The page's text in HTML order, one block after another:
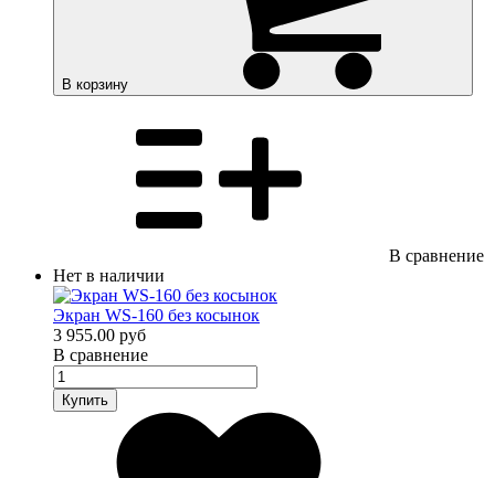
В корзину
В сравнение
Нет в наличии
Экран WS-160 без косынок
3 955.00 руб
В сравнение
Купить